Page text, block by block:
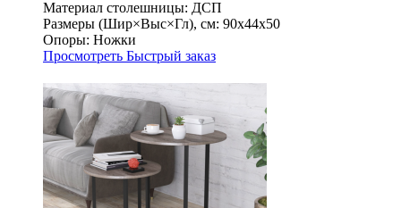
Материал столешницы: ДСП
Размеры (Шир×Выс×Гл), см: 90х44х50
Опоры: Ножки
Просмотреть Быстрый заказ